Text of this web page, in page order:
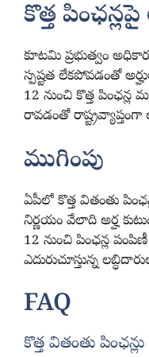
కొత్త పింఛన్లపై
కూటమి ప్రభుత్వం
స్పష్టత లేకపోవడంతో
12 నుంచి కొత్త పింఛన్ల
రావడంతో రాష్ట్రవ్యాప్తంగా
ముగింపు
ఏపీలో కొత్త వితంతు
నిర్ణయం వేలాది అర్హ
12 నుంచి పింఛన్ల
ఎదురుచూస్తున్న
FAQ
కొత్త వితంతు